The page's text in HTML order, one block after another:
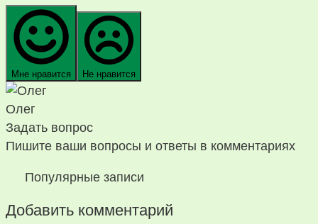
Мне нравится Не нравится
Олег
Задать вопрос
Пишите ваши вопросы и ответы в комментариях
Популярные записи
Добавить комментарий